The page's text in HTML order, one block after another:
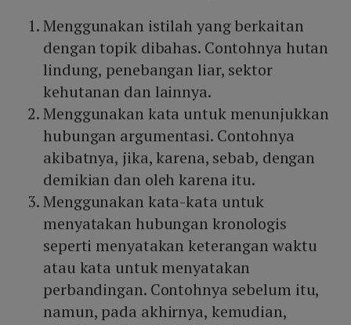
Menggunakan istilah yang berkaitan
dengan topik dibahas. Contohnya hutan
lindung, penebangan liar, sektor
kehutanan dan lainnya.
Menggunakan kata untuk menunjukkan
hubungan argumentasi. Contohnya
akibatnya, jika, karena, sebab, dengan
demikian dan oleh karena itu.
Menggunakan kata-kata untuk
menyatakan hubungan kronologis
seperti menyatakan keterangan waktu
atau kata untuk menyatakan
perbandingan. Contohnya sebelum itu,
namun, pada akhirnya, kemudian,